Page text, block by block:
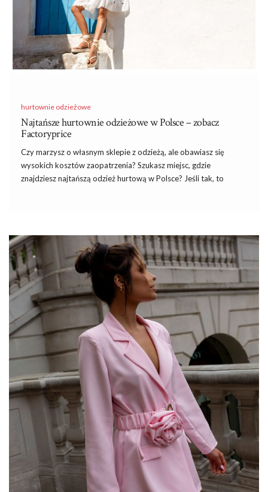
hurtownie odzieżowe
Najtańsze hurtownie odzieżowe w Polsce – zobacz
Factoryprice
Czy marzysz o własnym sklepie z odzieżą, ale obawiasz się
wysokich kosztów zaopatrzenia? Szukasz miejsc, gdzie
znajdziesz najtańszą odzież hurtową w Polsce? Jeśli tak, to
Factoryprice.eu
nie ma sobie równych. Zapraszamy do lektury.
Najlepsze i najtańsze hurtownie
odzieżowe – FactoryPrice – lider
wśród hurtowni odzieżowych
Factoryprice to najtańsza hurtownia odzieżowa
, która
zdobyła zaufanie setek klientów w Polsce i e Europie. Naszym
priorytetem jest zapewnienie najniższych cen przy jednoczesnym
utrzymaniu wysokiej
…